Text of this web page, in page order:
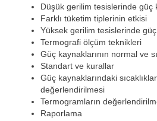
Düşük gerilim tesislerinde güç
Farklı tüketim tiplerinin etkisi
Yüksek gerilim tesislerinde güç
Termografi ölçüm teknikleri
Güç kaynaklarının normal ve
Standart ve kurallar
Güç kaynaklarındaki
değerlendirilmesi
Termogramların
Raporlama